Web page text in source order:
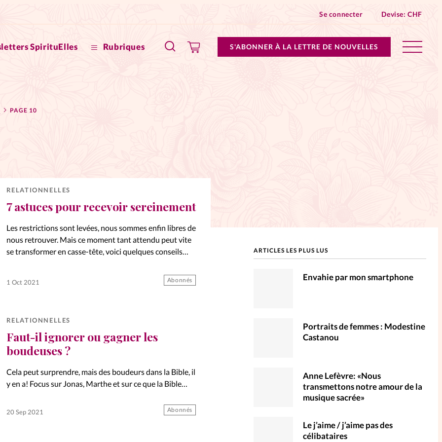
SpirituElles Rubriques
Se connecter Devise:CHF
S'ABONNER À LA LETTRE DE NOUVELLES
Vive la famille
La Pause SpirituElles - toutes les éditions
À propos
La rédaction
Changement d'adresse
PAGE 10
RELATIONNELLES
7 astuces pour recevoir sereinement
Les restrictions sont levées, nous sommes enfin libres de
nous retrouver. Mais ce moment tant attendu peut vite
se transformer en casse-tête, voici quelques conseils
1 Oct 2021 Abonnés
RELATIONNELLES
Faut-il ignorer ou gagner les
boudeuses ?
Cela peut surprendre, mais des boudeurs dans la Bible, il
y en a! Focus sur Jonas, Marthe et sur ce que la Bible
20 Sep 2021 Abonnés
ARTICLES LES PLUS LUS
Envahie par mon smartphone
Portraits de femmes : Modestine
Castanou
Anne Lefèvre: «Nous
transmettons notre amour de la
musique sacrée»
Le j’aime / j’aime pas des
célibataires